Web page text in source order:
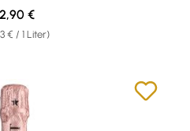
€ / 1 Liter)
Preis:
€